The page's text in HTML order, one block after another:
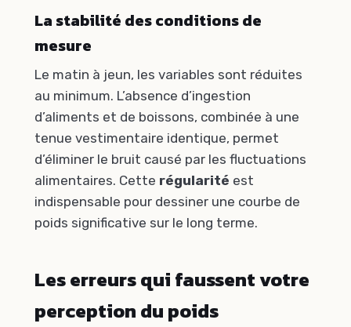
La stabilité des conditions de
mesure
Le matin à jeun, les variables sont réduites
au minimum. L’absence d’ingestion
d’aliments et de boissons, combinée à une
tenue vestimentaire identique, permet
d’éliminer le bruit causé par les fluctuations
alimentaires. Cette régularité est
indispensable pour dessiner une courbe de
poids significative sur le long terme.
Les erreurs qui faussent votre
perception du poids